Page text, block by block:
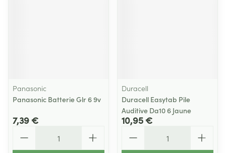
Panasonic
Panasonic Batterie Glr 6 9v
7,39 €
Duracell
Duracell Easytab Pile
Auditive Da10 6 Jaune
10,95 €